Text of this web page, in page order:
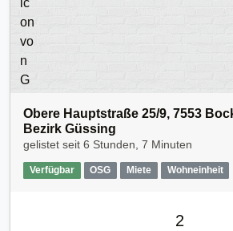
Obere Hauptstraße 25/9, 7553
Bezirk Güssing
gelistet seit 6 Stunden, 7 Minuten
Verfügbar OSG Miete Wohneinheit
2